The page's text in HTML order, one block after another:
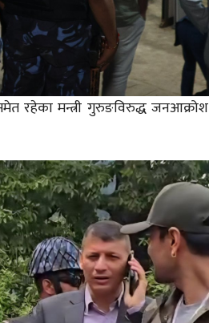
रहेका मन्त्री गुरुङविरुद्ध जनआक्रोश